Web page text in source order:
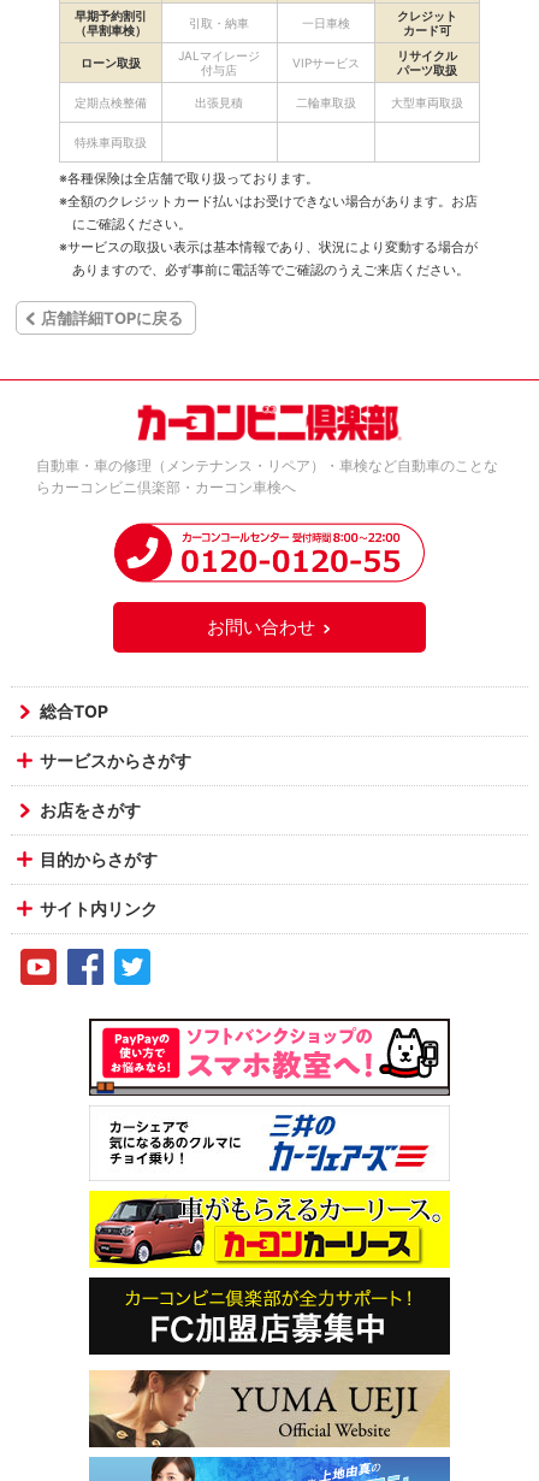
早期予約割引
（早割車検）
引取・納車 一日車検
クレジット
カード可
ローン取扱
JALマイレージ
付与店
VIPサービス
リサイクル
パーツ取扱
定期点検整備 出張見積 二輪車取扱 大型車両取扱
特殊車両取扱
※各種保険は全店舗で取り扱っております。
※全額のクレジットカード払いはお受けできない場合があります。お店
にご確認ください。
※サービスの取扱い表示は基本情報であり、状況により変動する場合が
ありますので、必ず事前に電話等でご確認のうえご来店ください。
店舗詳細TOPに戻る
自動車・車の修理（メンテナンス・リペア）・車検など自動車のことな
らカーコンビニ倶楽部・カーコン車検へ
お問い合わせ
総合TOP
サービスからさがす
お店をさがす
目的からさがす
サイト内リンク